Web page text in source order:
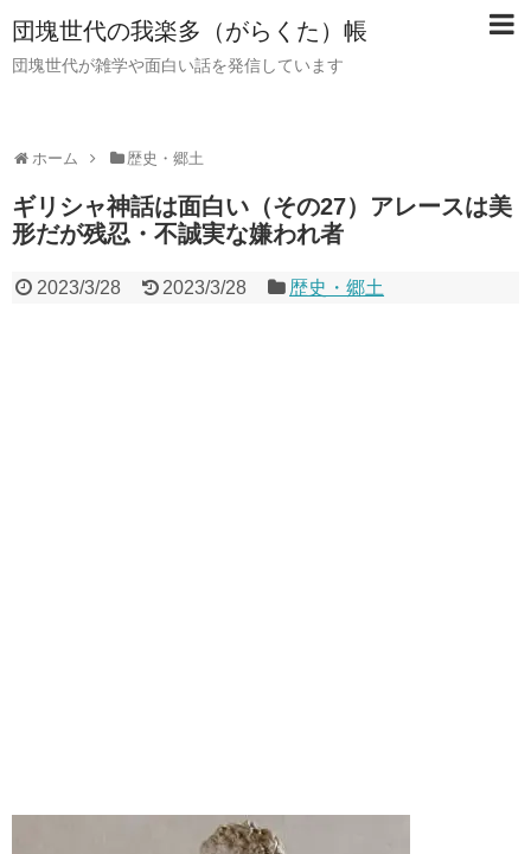
団塊世代の我楽多（がらくた）帳
団塊世代が雑学や面白い話を発信しています
ホーム 歴史・郷土
ギリシャ神話は面白い（その27）アレースは美
形だが残忍・不誠実な嫌われ者
2023/3/28 2023/3/28 歴史・郷土